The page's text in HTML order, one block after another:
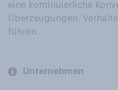
eine kontinuierliche
Überzeugungen,
führen.
Unternehmen